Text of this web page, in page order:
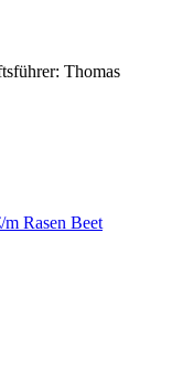
Thomas
Rasen Beet